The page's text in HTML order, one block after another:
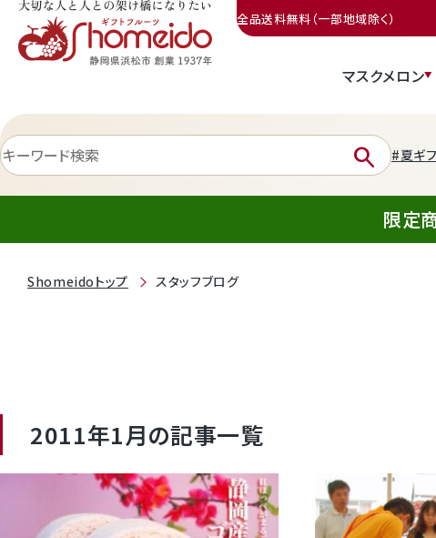
全品送料無料（一部地域除く）
マスクメロン
search #夏ギ
三ヶ日みかん
クラウンメロンゼリー
限定
Shomeidoトップ スタッフブログ
2011年1月の記事一覧